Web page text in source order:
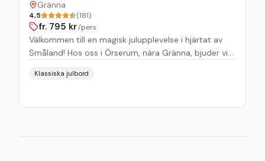
Gränna
4,5 (181)
fr. 795 kr/pers
Välkommen till en magisk julupplevelse i hjärtat av
Småland! Hos oss i Örserum, nära Gränna, bjuder vi
och lokala rätter. Njut av den mysiga atmosfären där
Klassiska julbord